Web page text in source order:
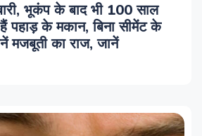
भूकंप के बाद भी 100 साल
पहाड़ के मकान, बिना सीमेंट के
मजबूती का राज, जानें